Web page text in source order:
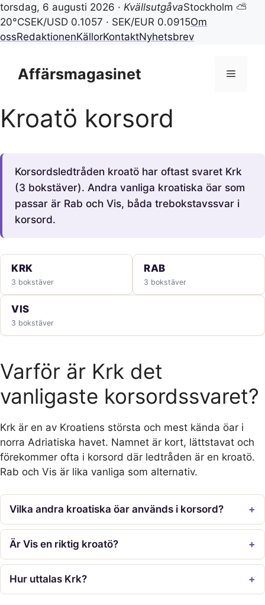
torsdag, 6 augusti 2026 · KvällsutgåvaStockholm ⛅
20°CSEK/USD 0.1057 · SEK/EUR 0.0915Om
ossRedaktionenKällorKontaktNyhetsbrev
innehållAffärsmagasinet Meny
Kroatö korsord
Korsordsledtråden kroatö har oftast svaret Krk
(3 bokstäver). Andra vanliga kroatiska öar som
passar är Rab och Vis, båda trebokstavssvar i
korsord.
KRK
3 bokstäver
RAB
3 bokstäver
VIS
3 bokstäver
Varför är Krk det
vanligaste korsordssvaret?
Krk är en av Kroatiens största och mest kända öar i
norra Adriatiska havet. Namnet är kort, lättstavat och
förekommer ofta i korsord där ledtråden är en kroatö.
Rab och Vis är lika vanliga som alternativ.
Vilka andra kroatiska öar används i korsord?
Är Vis en riktig kroatö?
Hur uttalas Krk?